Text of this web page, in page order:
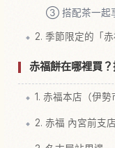
③ 搭配茶一起
2. 季節限定的「赤
赤福餅在哪裡買
1. 赤福本店（伊勢
2. 赤福 內宮前支